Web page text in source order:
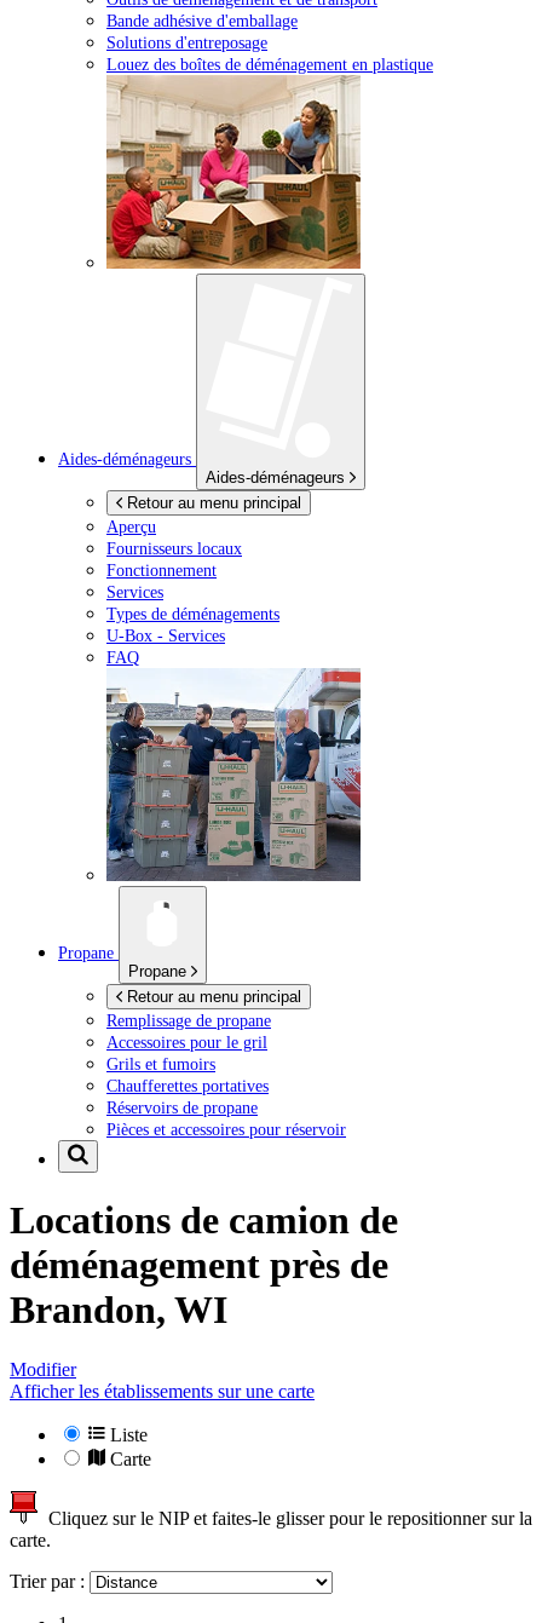
Bande adhésive d'emballage
Solutions d'entreposage
Louez des boîtes de déménagement en plastique
Aides-déménageurs
Aides-déménageurs
Retour au menu principal
Aperçu
Fournisseurs locaux
Fonctionnement
Services
Types de déménagements
U-Box - Services
FAQ
Propane
Propane
Retour au menu principal
Remplissage de propane
Accessoires pour le gril
Grils et fumoirs
Chaufferettes portatives
Réservoirs de propane
Pièces et accessoires pour réservoir
Locations de camion de
déménagement près de
Brandon, WI
Modifier
Afficher les établissements sur une carte
Liste
Carte
Cliquez sur le NIP et faites-le glisser pour le repositionner sur la
carte.
Trier par :